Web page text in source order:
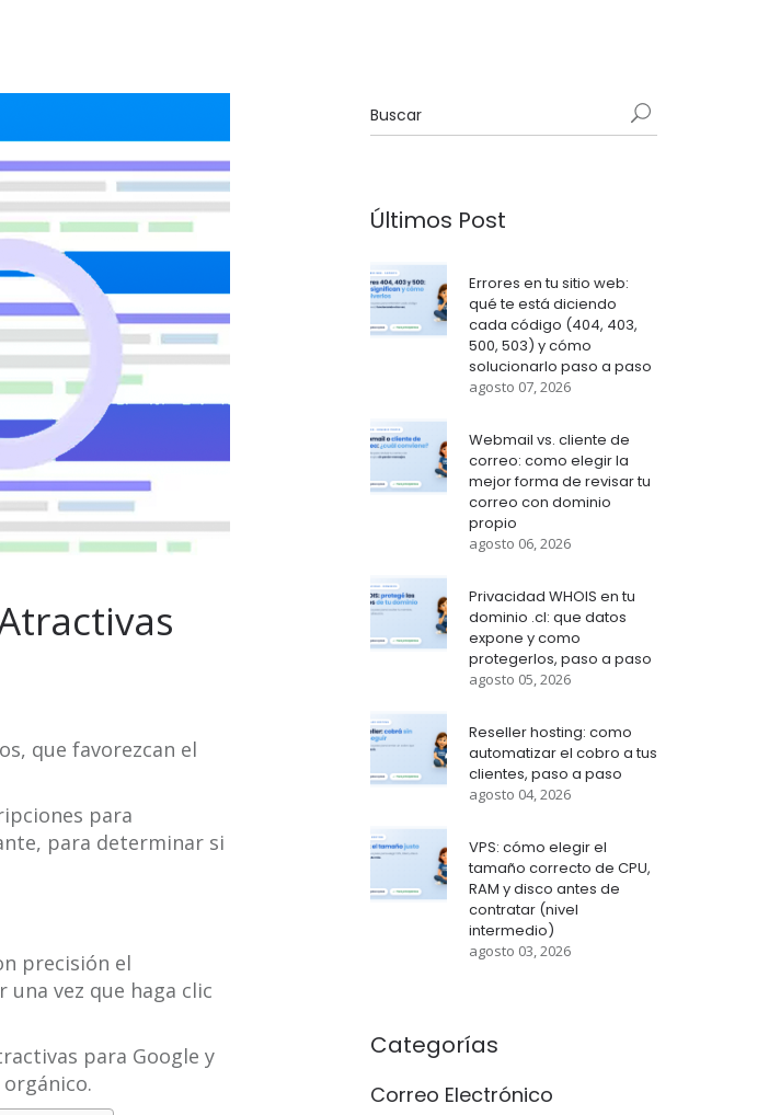
que favorezcan el
para
para determinar si
precisión el
vez que haga clic
para Google y
Últimos Post
Errores en tu sitio web:
qué te está diciendo
cada código (404, 403,
500, 503) y cómo
solucionarlo paso a paso
agosto 07, 2026
Webmail vs. cliente de
correo: como elegir la
mejor forma de revisar tu
correo con dominio
propio
agosto 06, 2026
Privacidad WHOIS en tu
dominio .cl: que datos
expone y como
protegerlos, paso a paso
agosto 05, 2026
Reseller hosting: como
automatizar el cobro a tus
clientes, paso a paso
agosto 04, 2026
VPS: cómo elegir el
tamaño correcto de CPU,
RAM y disco antes de
contratar (nivel
intermedio)
agosto 03, 2026
Categorías
Correo Electrónico